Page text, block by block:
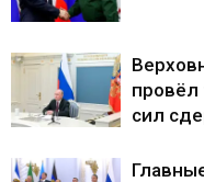
провёл
сил